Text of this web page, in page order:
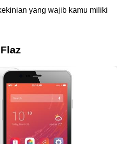
yang wajib kamu miliki